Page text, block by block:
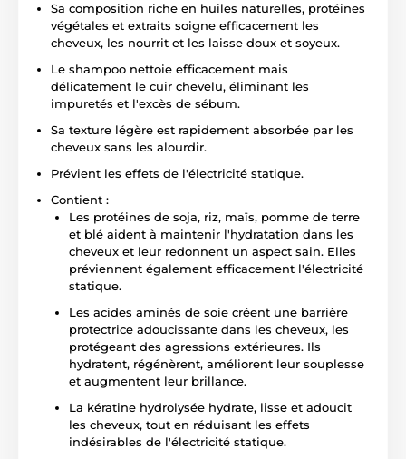
Sa composition riche en huiles naturelles, protéines
végétales et extraits soigne efficacement les
cheveux, les nourrit et les laisse doux et soyeux.
Le shampoo nettoie efficacement mais
délicatement le cuir chevelu, éliminant les
impuretés et l'excès de sébum.
Sa texture légère est rapidement absorbée par les
cheveux sans les alourdir.
Prévient les effets de l'électricité statique.
Contient :
Les protéines de soja, riz, maïs, pomme de terre
et blé aident à maintenir l'hydratation dans les
cheveux et leur redonnent un aspect sain. Elles
préviennent également efficacement l'électricité
statique.
Les acides aminés de soie créent une barrière
protectrice adoucissante dans les cheveux, les
protégeant des agressions extérieures. Ils
hydratent, régénèrent, améliorent leur souplesse
et augmentent leur brillance.
La kératine hydrolysée hydrate, lisse et adoucit
les cheveux, tout en réduisant les effets
indésirables de l'électricité statique.